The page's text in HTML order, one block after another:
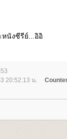
หนังซีรีย์...อิอิ
20:52:13 น.